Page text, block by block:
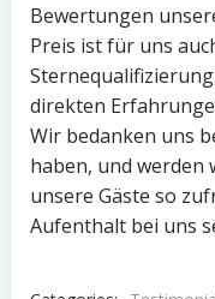
Bewertungen
Preis ist für uns
direkten
Wir bedanken uns
haben, und werden
unsere Gäste so
Aufenthalt bei uns